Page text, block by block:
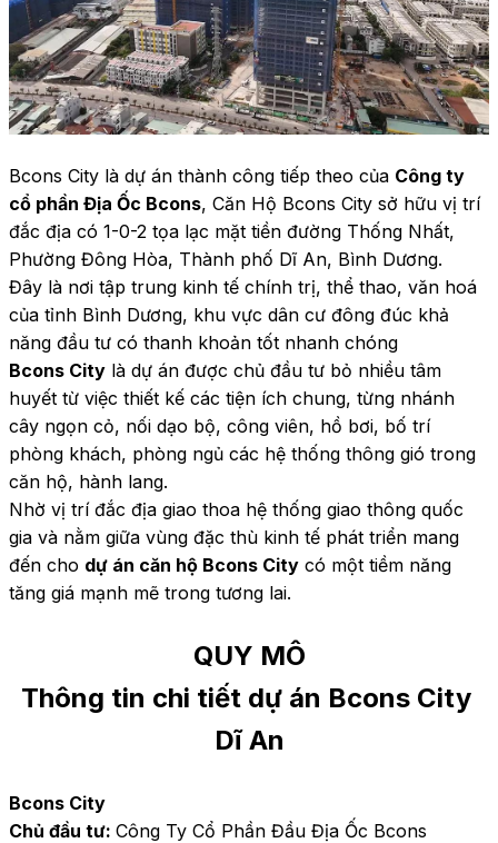
Bcons City là dự án thành công tiếp theo của Công ty
cổ phần Địa Ốc Bcons, Căn Hộ Bcons City sở hữu vị trí
đắc địa có 1-0-2 tọa lạc mặt tiền đường Thống Nhất,
Phường Đông Hòa, Thành phố Dĩ An, Bình Dương.
Đây là nơi tập trung kinh tế chính trị, thể thao, văn hoá
của tỉnh Bình Dương, khu vực dân cư đông đúc khả
năng đầu tư có thanh khoản tốt nhanh chóng
Bcons City là dự án được chủ đầu tư bỏ nhiều tâm
huyết từ việc thiết kế các tiện ích chung, từng nhánh
cây ngọn cỏ, nối dạo bộ, công viên, hồ bơi, bố trí
phòng khách, phòng ngủ các hệ thống thông gió trong
căn hộ, hành lang.
Nhờ vị trí đắc địa giao thoa hệ thống giao thông quốc
gia và nằm giữa vùng đặc thù kinh tế phát triển mang
đến cho dự án căn hộ Bcons City có một tiềm năng
tăng giá mạnh mẽ trong tương lai.
QUY MÔ
Thông tin chi tiết dự án Bcons City
Dĩ An
Bcons City
Chủ đầu tư: Công Ty Cổ Phần Đầu Địa Ốc Bcons